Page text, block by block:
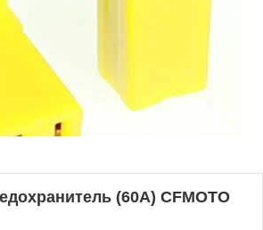
(60A) CFMOTO